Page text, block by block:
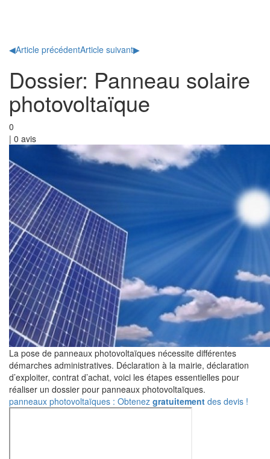
◀Article précédentArticle suivant▶
Dossier: Panneau solaire
photovoltaïque
0
| 0 avis
La pose de panneaux photovoltaïques nécessite différentes
démarches administratives. Déclaration à la mairie, déclaration
d’exploiter, contrat d’achat, voici les étapes essentielles pour
réaliser un dossier pour panneaux photovoltaïques.
panneaux photovoltaïques : Obtenez gratuitement des devis !